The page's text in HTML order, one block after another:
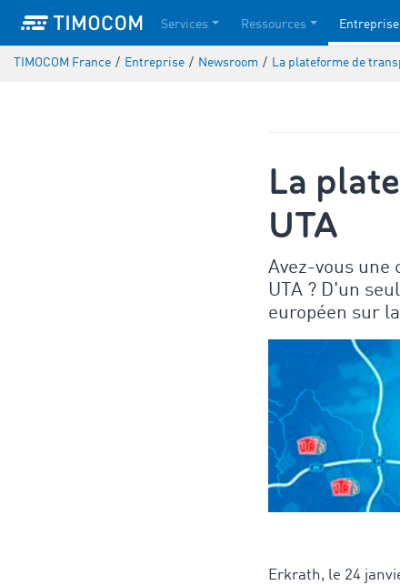
Services Ressources Entreprise
TIMOCOM France / Entreprise / Newsroom / La plateforme de
La
UTA
Avez-vous une
UTA ? D'un
européen sur
Erkrath, le 24